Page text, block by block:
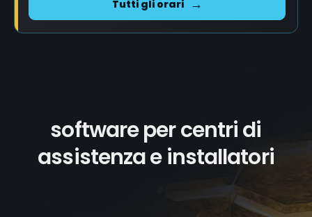
Tutti gli orari
software per centri di
assistenza e installatori